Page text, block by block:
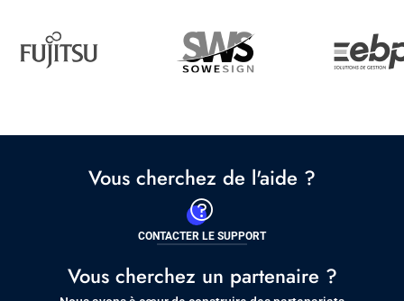
Partenaire
Vous cherchez de l'aide ?
CONTACTER LE SUPPORT
Vous cherchez un partenaire ?